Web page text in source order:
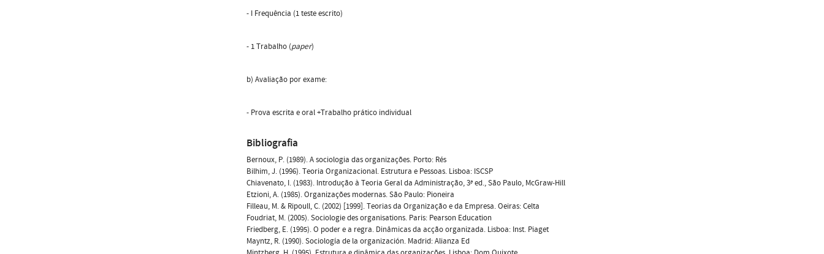
- I Frequência (1 teste escrito)
- 1 Trabalho (paper)
b) Avaliação por exame:
- Prova escrita e oral +Trabalho prático individual
Bibliografia
Bernoux, P. (1989). A sociologia das organizações. Porto: Rés
Bilhim, J. (1996). Teoria Organizacional. Estrutura e Pessoas. Lisboa: ISCSP
Chiavenato, I. (1983). Introdução à Teoria Geral da Administração, 3ª ed., São Paulo, McGraw-Hill
Etzioni, A. (1985). Organizações modernas. São Paulo: Pioneira
Filleau, M. & Ripoull, C. (2002) [1999]. Teorias da Organização e da Empresa. Oeiras: Celta
Foudriat, M. (2005). Sociologie des organisations. Paris: Pearson Education
Friedberg, E. (1995). O poder e a regra. Dinâmicas da acção organizada. Lisboa: Inst. Piaget
Mayntz, R. (1990). Sociología de la organización. Madrid: Alianza Ed